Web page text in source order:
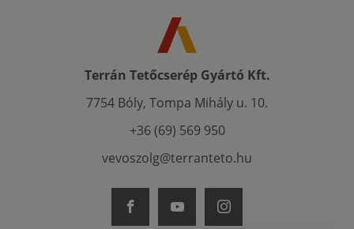
Terrán Tetőcserép Gyártó Kft.
7754 Bóly, Tompa Mihály u. 10.
+36 (69) 569 950
vevoszolg@terranteto.hu